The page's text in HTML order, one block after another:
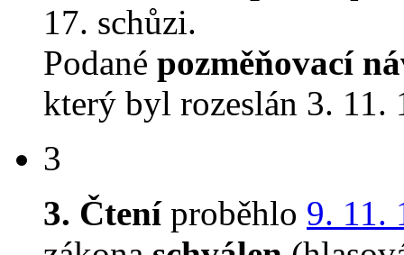
17. schůzi.
Podané pozměňovací
který byl rozeslán 3. 11.
3
3. Čteníproběhlo 9. 11.